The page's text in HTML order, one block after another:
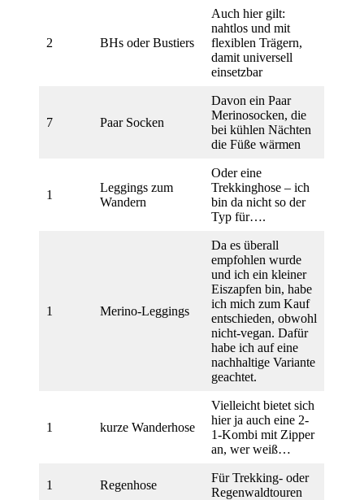
2 BHs oder Bustiers
Auch hier gilt:
nahtlos und mit
flexiblen Trägern,
damit universell
einsetzbar
7 Paar Socken
Davon ein Paar
Merinosocken, die
bei kühlen Nächten
die Füße wärmen
1
Leggings zum
Wandern
Oder eine
Trekkinghose – ich
bin da nicht so der
Typ für….
1 Merino-Leggings
Da es überall
empfohlen wurde
und ich ein kleiner
Eiszapfen bin, habe
ich mich zum Kauf
entschieden, obwohl
nicht-vegan. Dafür
habe ich auf eine
nachhaltige Variante
geachtet.
1 kurze Wanderhose
Vielleicht bietet sich
hier ja auch eine 2-
1-Kombi mit Zipper
an, wer weiß…
1 Regenhose
Für Trekking- oder
Regenwaldtouren